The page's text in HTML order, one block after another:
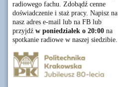
radiowego fachu. Zdobądź cenne
doświadczenie i staż pracy. Napisz na
nasz adres e-mail lub na FB lub
przyjdź w poniedziałek o 20:00 na
spotkanie radiowe w naszej siedzibie.